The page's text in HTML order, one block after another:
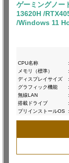
ゲーミングノー
13620H /
/Windows 11
CPU名称
:
メモリ（標準）
:
ディスプレイサイズ
:
グラフィック機能
:
無線LAN
:
搭載ドライブ
:
プリインストールOS :